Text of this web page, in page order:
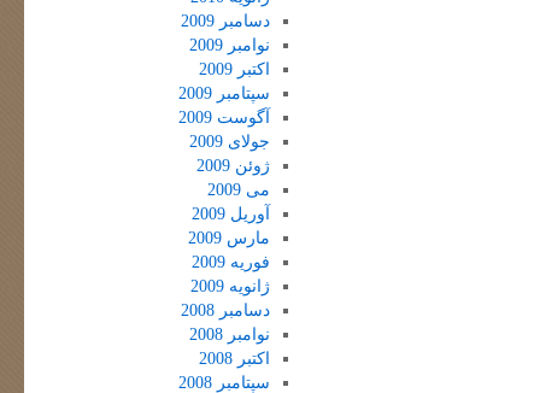
دسامبر 2009
نوامبر 2009
اکتبر 2009
سپتامبر 2009
آگوست 2009
جولای 2009
ژوئن 2009
می 2009
آوریل 2009
مارس 2009
فوریه 2009
ژانویه 2009
دسامبر 2008
نوامبر 2008
اکتبر 2008
سپتامبر 2008